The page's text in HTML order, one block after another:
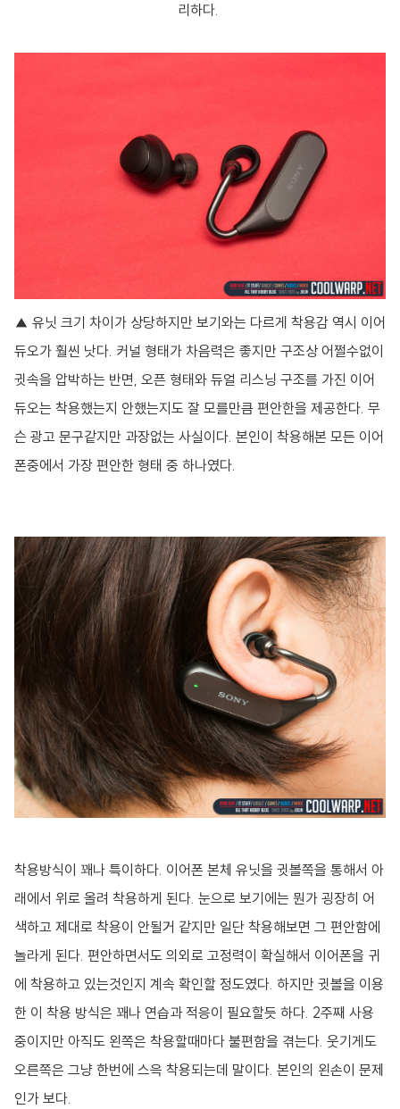
리하다.
▲ 유닛 크기 차이가 상당하지만 보기와는 다르게 착용감 역시 이어
듀오가 훨씬 낫다. 커널 형태가 차음력은 좋지만 구조상 어쩔수없이
귓속을 압박하는 반면, 오픈 형태와 듀얼 리스닝 구조를 가진 이어
듀오는 착용했는지 안했는지도 잘 모를만큼 편안한을 제공한다. 무
슨 광고 문구같지만 과장없는 사실이다. 본인이 착용해본 모든 이어
폰중에서 가장 편안한 형태 중 하나였다.
착용방식이 꽤나 특이하다. 이어폰 본체 유닛을 귓볼쪽을 통해서 아
래에서 위로 올려 착용하게 된다. 눈으로 보기에는 뭔가 굉장히 어
색하고 제대로 착용이 안될거 같지만 일단 착용해보면 그 편안함에
놀라게 된다. 편안하면서도 의외로 고정력이 확실해서 이어폰을 귀
에 착용하고 있는것인지 계속 확인할 정도였다. 하지만 귓볼을 이용
한 이 착용 방식은 꽤나 연습과 적응이 필요할듯 하다. 2주째 사용
중이지만 아직도 왼쪽은 착용할때마다 불편함을 겪는다. 웃기게도
오른쪽은 그냥 한번에 스윽 착용되는데 말이다. 본인의 왼손이 문제
인가 보다.